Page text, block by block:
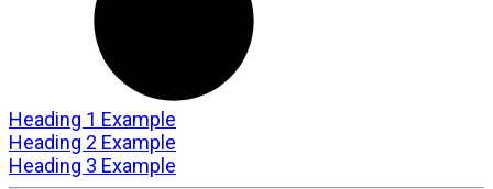
Heading 1 Example
Heading 2 Example
Heading 3 Example